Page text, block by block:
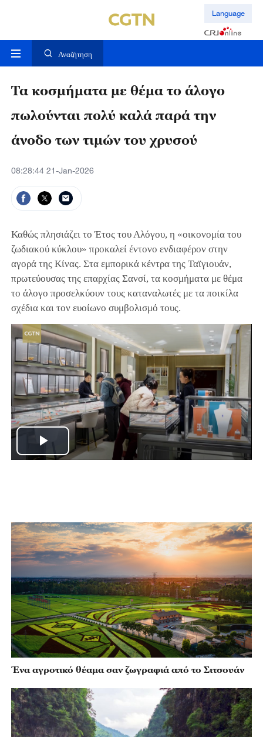
Language
Αναζήτηση
Τα κοσμήματα με θέμα το άλογο
πωλούνται πολύ καλά παρά την
άνοδο των τιμών του χρυσού
08:28:44 21-Jan-2026
Καθώς πλησιάζει το Έτος του Αλόγου, η «οικονομία του
ζωδιακού κύκλου» προκαλεί έντονο ενδιαφέρον στην
αγορά της Κίνας. Στα εμπορικά κέντρα της Ταϊγιουάν,
πρωτεύουσας της επαρχίας Σανσί, τα κοσμήματα με θέμα
το άλογο προσελκύουν τους καταναλωτές με τα ποικίλα
σχέδια και τον ευοίωνο συμβολισμό τους.
Play
Ένα αγροτικό θέαμα σαν ζωγραφιά από το Σιτσουάν